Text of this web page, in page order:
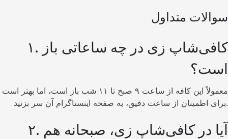
سوالات متداول
۱. کافی‌شاپ زی در چه ساعاتی باز
است؟
معمولاً این کافه از ساعت ۹ صبح تا ۱۱ شب باز است، اما بهتر است
برای اطمینان از ساعت دقیق، به صفحه اینستاگرام آن سر بزنید.
۲. آیا در کافی‌شاپ زی، صبحانه هم